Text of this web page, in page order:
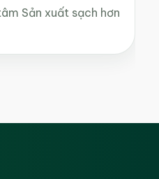
Sản xuất sạch hơn